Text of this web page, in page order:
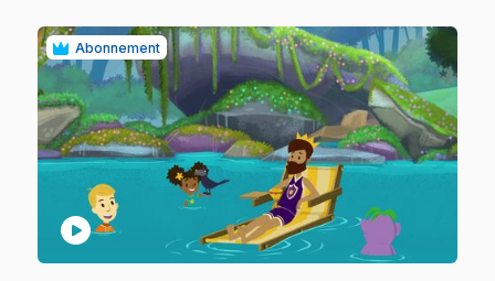
Abonnement
play_circle